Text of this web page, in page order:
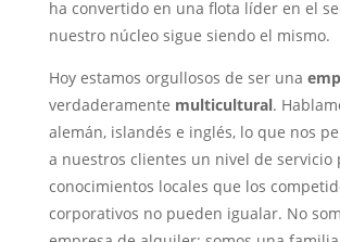
ha convertido en una flota líder en el
nuestro núcleo sigue siendo el mismo.
Hoy estamos orgullosos de ser una
verdaderamente multicultural.
alemán, islandés e inglés, lo que nos
a nuestros clientes un nivel de servicio
conocimientos locales que los
corporativos no pueden igualar. No